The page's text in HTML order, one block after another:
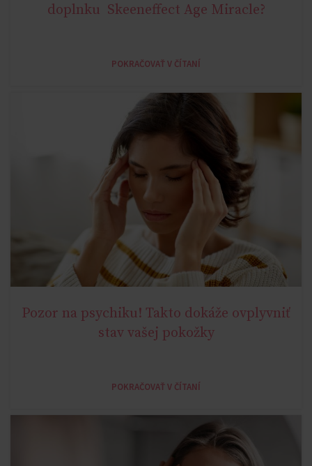
doplnku Skeeneffect Age Miracle?
POKRAČOVAŤ V ČÍTANÍ
Pozor na psychiku! Takto dokáže ovplyvniť
stav vašej pokožky
POKRAČOVAŤ V ČÍTANÍ